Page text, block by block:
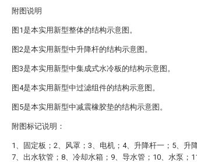
附图说明
图1是本实用新型整体的结构示意图。
图2是本实用新型中升降杆的结构示意图。
图3是本实用新型中集成式水冷板的结构示意图。
图4是本实用新型中过滤组件的结构示意图。
图5是本实用新型中减震橡胶垫的结构示意图。
附图标记说明：
1、固定板；2、风罩；3、电机；4、升降杆一；5、升
7、出水软管；8、冷却水箱；9、导水管；10、水泵；